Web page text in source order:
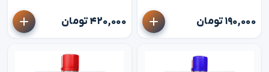
۱۹۰,۰۰۰ تومان ۴۲۰,۰۰۰ تومان